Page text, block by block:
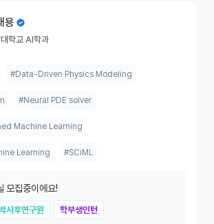
용
학교 AI학과
#Data-Driven Physics Modeling
#Neural PDE solver
Machine Learning
Learning #SCiML
모집중이에요!
사후연구원 학부생인턴